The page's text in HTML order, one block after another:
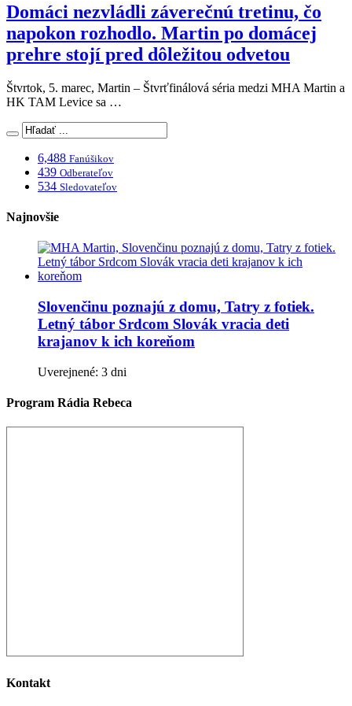
Domáci nezvládli záverečnú tretinu, čo
napokon rozhodlo. Martin po domácej
prehre stojí pred dôležitou odvetou
Štvrtok, 5. marec, Martin – Štvrťfinálová séria medzi MHA Martin a
HK TAM Levice sa …
6,488 Fanúšikov
439 Odberateľov
534 Sledovateľov
Najnovšie
Slovenčinu poznajú z domu, Tatry z fotiek.
Letný tábor Srdcom Slovák vracia deti
krajanov k ich koreňom
Uverejnené: 3 dni
Program Rádia Rebeca
Kontakt